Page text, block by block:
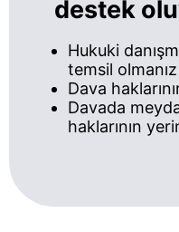
destek
Hukuki
temsil olmanız
Dava
Davada
haklarının